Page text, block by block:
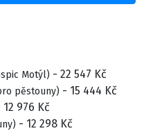
Motýl) - 22 547 Kč
pěstouny) - 15 444 Kč
12 976 Kč
- 12 298 Kč